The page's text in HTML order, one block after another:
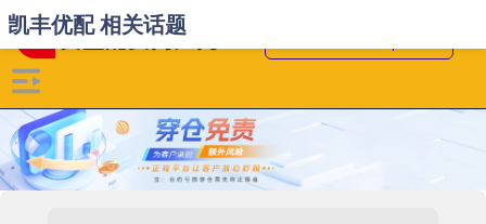
凯丰优配 相关话题